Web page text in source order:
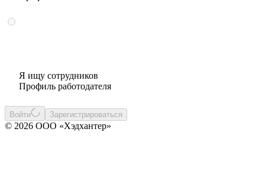
Я ищу сотрудников
Профиль работодателя
Войти Зарегистрироваться
© 2026 ООО «Хэдхантер»